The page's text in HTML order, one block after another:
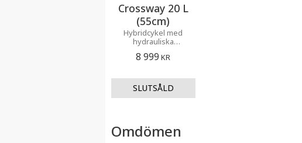
Omdömen
Crossway 20 L
(55cm)
Hybridcykel med
hydrauliska
komponenter du
cykel för stan och
turer på långsträckta
grusvägar.
8 999 KR